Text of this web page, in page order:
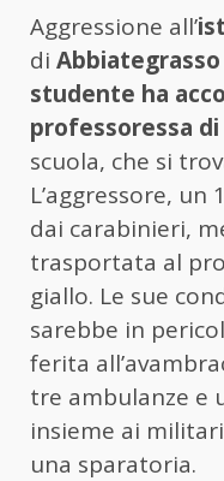
Aggressione all’
di Abbiategrasso
studente ha
professoressa di
scuola, che si
L’aggressore,
dai carabinieri,
trasportata al
giallo. Le sue
sarebbe in
ferita
tre ambulanze e
insieme ai
una sparatoria.